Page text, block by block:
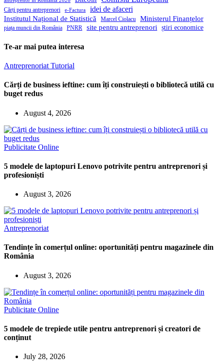
Cărți pentru antreprenori e-Factura idei de afaceri
Institutul Național de Statistică Marcel Ciolacu Ministerul Finanțelor
piața muncii din România PNRR site pentru antreprenori știri economice
Te-ar mai putea interesa
Antreprenoriat Tutorial
Cărți de business ieftine: cum îți construiești o bibliotecă utilă cu
buget redus
August 4, 2026
Publicitate Online
5 modele de laptopuri Lenovo potrivite pentru antreprenori și
profesioniști
August 3, 2026
Antreprenoriat
Tendințe în comerțul online: oportunități pentru magazinele din
România
August 3, 2026
Publicitate Online
5 modele de trepiede utile pentru antreprenori și creatori de
conținut
July 28, 2026